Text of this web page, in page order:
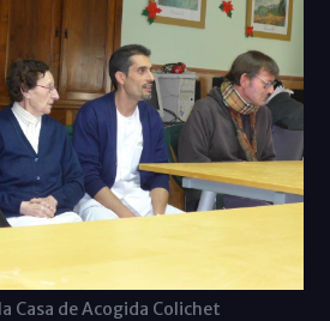
Casa de Acogida Colichet